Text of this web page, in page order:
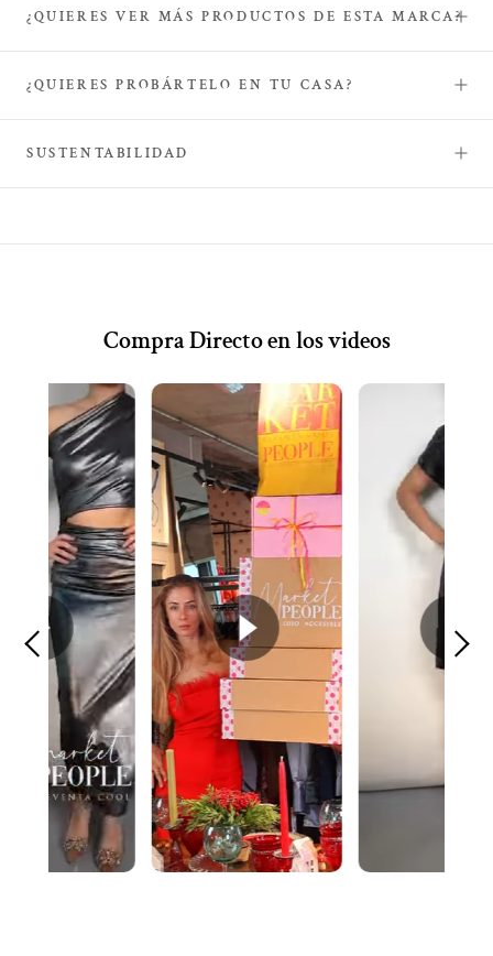
¿QUIERES VER MÁS PRODUCTOS DE ESTA MARCA?
¿QUIERES PROBÁRTELO EN TU CASA?
SUSTENTABILIDAD